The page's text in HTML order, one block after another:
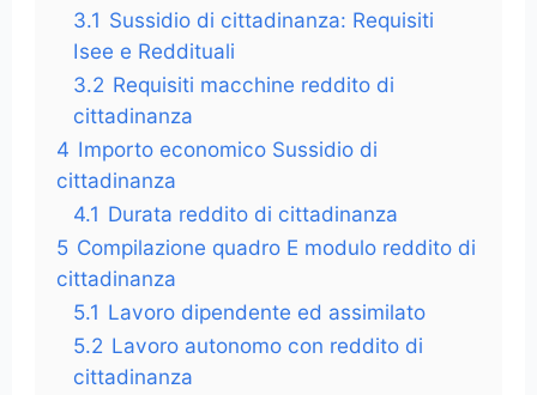
3.1 Sussidio di cittadinanza: Requisiti
Isee e Reddituali
3.2 Requisiti macchine reddito di
cittadinanza
4 Importo economico Sussidio di
cittadinanza
4.1 Durata reddito di cittadinanza
5 Compilazione quadro E modulo reddito di
cittadinanza
5.1 Lavoro dipendente ed assimilato
5.2 Lavoro autonomo con reddito di
cittadinanza